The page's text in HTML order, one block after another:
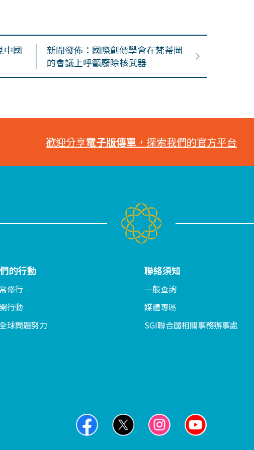
中國
新聞發佈：國際創價學會在梵蒂岡
的會議上呼籲廢除核武器
歡迎分享電子版傳單 ，探索我們的官方平台
的行動
修行
行動
球問題努力
聯絡須知
一般查詢
媒體專區
SGI聯合國相關事務辦事處